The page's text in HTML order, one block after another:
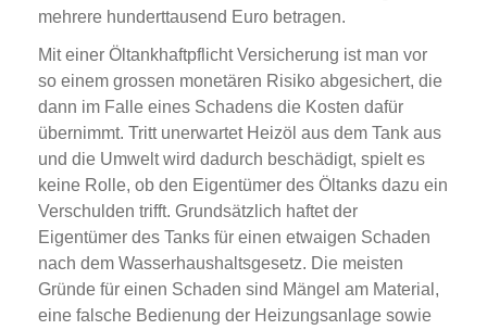
mehrere hunderttausend Euro betragen.
Mit einer Öltankhaftpflicht Versicherung ist man vor
so einem grossen monetären Risiko abgesichert, die
dann im Falle eines Schadens die Kosten dafür
übernimmt. Tritt unerwartet Heizöl aus dem Tank aus
und die Umwelt wird dadurch beschädigt, spielt es
keine Rolle, ob den Eigentümer des Öltanks dazu ein
Verschulden trifft. Grundsätzlich haftet der
Eigentümer des Tanks für einen etwaigen Schaden
nach dem Wasserhaushaltsgesetz. Die meisten
Gründe für einen Schaden sind Mängel am Material,
eine falsche Bedienung der Heizungsanlage sowie